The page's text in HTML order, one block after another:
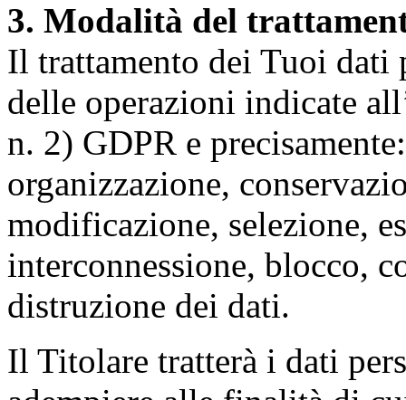
3. Modalità del
Il trattamento dei Tuoi dati
delle operazioni indicate
n. 2) GDPR e
organizzazione,
modificazione, selezione,
interconnessione, blocco,
distruzione dei dati.
Il Titolare tratterà i dati